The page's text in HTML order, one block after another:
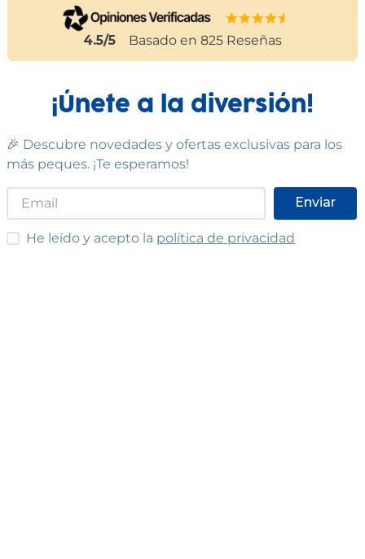
4.5/5 Basado en 825 Reseñas
¡Únete a la diversión!
🎉 Descubre novedades y ofertas exclusivas para los
más peques. ¡Te esperamos!
Enviar
He leído y acepto las condiciones
He leído y acepto la política de privacidad